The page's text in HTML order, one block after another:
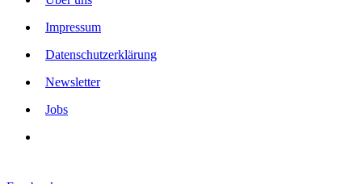
Impressum
Datenschutzerklärung
Newsletter
Jobs